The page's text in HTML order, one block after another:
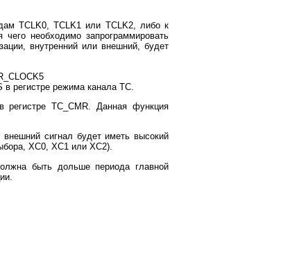
TCLK0, TCLK1 или TCLK2, либо к
необходимо запрограммировать
внутренний или внешний, будет
регистре режима канала ТС.
TC_CMR. Данная функция
сигнал будет иметь высокий
XC0, XC1 или XC2).
быть дольше периода главной